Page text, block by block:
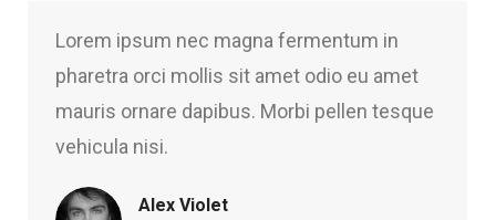
Lorem ipsum nec magna fermentum in
pharetra orci mollis sit amet odio eu amet
mauris ornare dapibus. Morbi pellen tesque
vehicula nisi.
Alex Violet